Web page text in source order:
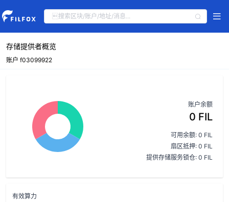
存储提供者概览
账户 f03099922
账户余额
0 FIL
可用余额: 0 FIL
扇区抵押: 0 FIL
提供存储服务锁仓: 0 FIL
有效算力